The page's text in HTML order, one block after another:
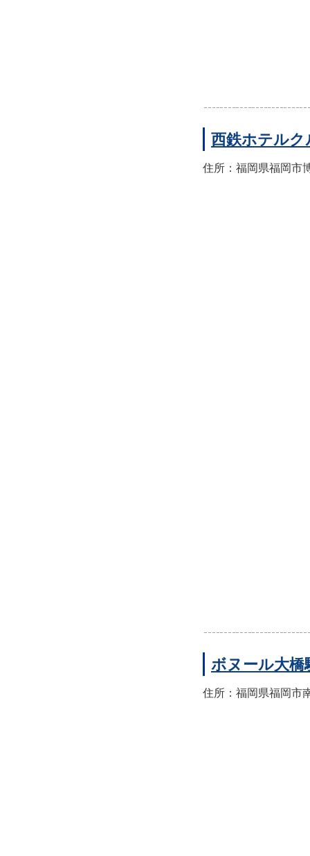
西鉄ホテルク
住所：福岡県福岡市
ボヌール大橋
住所：福岡県福岡市